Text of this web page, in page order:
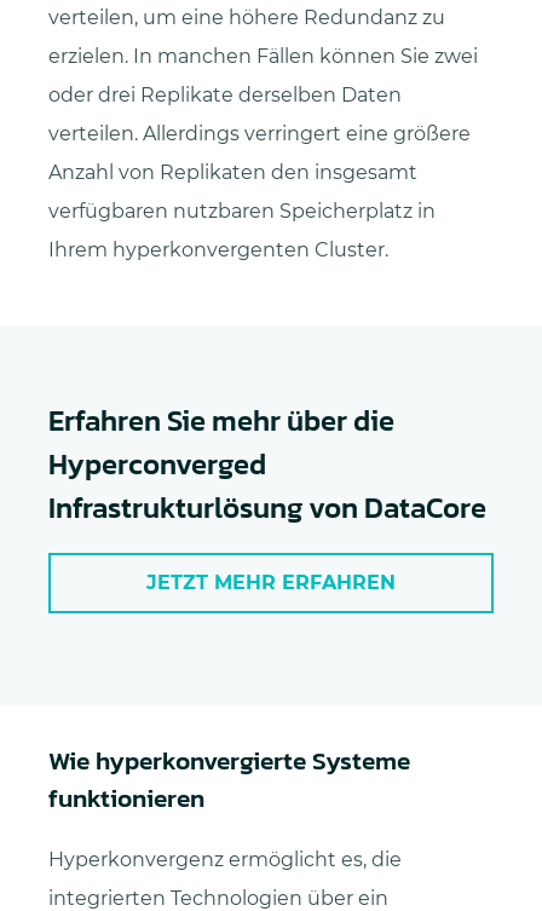
verteilen, um eine höhere Redundanz zu
erzielen. In manchen Fällen können Sie zwei
oder drei Replikate derselben Daten
verteilen. Allerdings verringert eine größere
Anzahl von Replikaten den insgesamt
verfügbaren nutzbaren Speicherplatz in
Ihrem hyperkonvergenten Cluster.
Erfahren Sie mehr über die
Hyperconverged
Infrastrukturlösung von DataCore
JETZT MEHR ERFAHREN
Wie hyperkonvergierte Systeme
funktionieren
Hyperkonvergenz ermöglicht es, die
integrierten Technologien über ein